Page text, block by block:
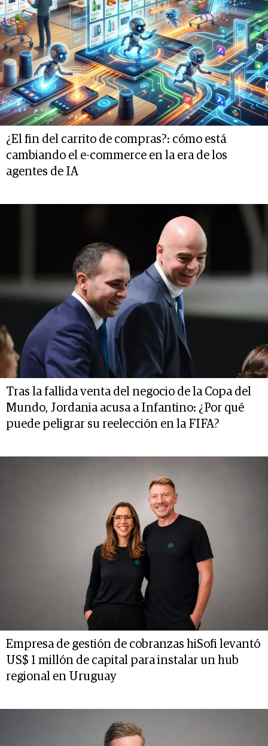
¿El fin del carrito de compras?: cómo está
cambiando el e-commerce en la era de los
agentes de IA
Tras la fallida venta del negocio de la Copa del
Mundo, Jordania acusa a Infantino: ¿Por qué
puede peligrar su reelección en la FIFA?
Empresa de gestión de cobranzas hiSofi levantó
US$ 1 millón de capital para instalar un hub
regional en Uruguay